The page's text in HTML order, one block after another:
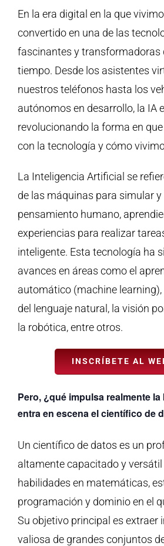
En la era digital en la que
convertido en una de las
fascinantes y transformadoras
tiempo. Desde los asistentes
nuestros teléfonos hasta los
autónomos en desarrollo, la IA
revolucionando la forma en
con la tecnología y cómo
La Inteligencia Artificial se
de las máquinas para simular y
pensamiento humano,
experiencias para realizar
inteligente. Esta tecnología ha
avances en áreas como el
automático (machine
del lenguaje natural, la visión
la robótica, entre otros.
INSCRÍBETE AL
Pero, ¿qué impulsa realmente
entra en escena el científico de
Un científico de datos es un
altamente capacitado y
habilidades en matemáticas,
programación y dominio en el
Su objetivo principal es extraer
valiosa de grandes conjuntos